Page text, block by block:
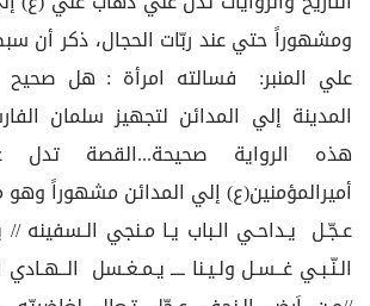
ومشهوراً حتي عند ربّات الحجال، ذكر أن
علي المنبر: فسالته امرأة : هل
المدينة إلي المدائن لتجهيز سلمان
هذه الرواية صحيحة...القصة
أميرالمؤمنين(ع) إلي المدائن مشهوراً
عـجّـل يـداحـي الـباب يـا مـنجي الـسفينه //
الـنّـبـي غــسـل ولـيـنا ــــ يـمـغـسل الــهـادي